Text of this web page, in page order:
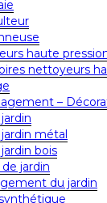
haute
nettoyeurs
–
métal
bois
jardin
du jardin